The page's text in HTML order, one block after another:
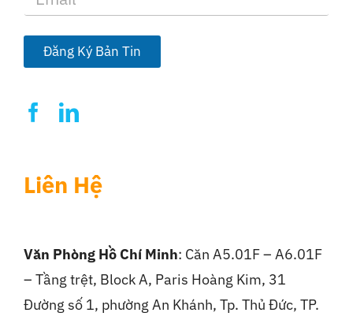
a
i
*
Đăng Ký Bản Tin
Liên Hệ
Văn Phòng Hồ Chí Minh: Căn A5.01F – A6.01F
– Tầng trệt, Block A, Paris Hoàng Kim, 31
Đường số 1, phường An Khánh, Tp. Thủ Đức, TP.